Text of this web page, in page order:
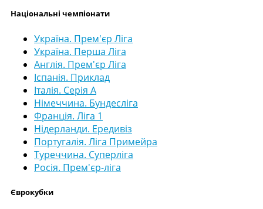
Національні чемпіонати
Україна. Прем'єр Ліга
Україна. Перша Ліга
Англія. Прем'єр Ліга
Іспанія. Приклад
Італія. Серія А
Німеччина. Бундесліга
Франція. Ліга 1
Нідерланди. Ередивіз
Португалія. Ліга Примейра
Туреччина. Суперліга
Росія. Прем'єр-ліга
Єврокубки